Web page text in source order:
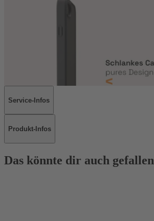
Service-Infos
Produkt-Infos
Das könnte dir auch gefallen